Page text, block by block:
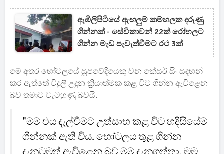
ඇඹිලිපිටියේ ඇඟලුම් කම්හලක දරුණු
ගින්නක් - සේවිකාවන් 22ක් රෝහලට
ගින්න මැඩ පැවැත්වීමට රථ 3ක්
මේ අතර හෝටලයේ සූපවේදියෙකු වන කේසර් සිං සඳහන්
කර ඇත්තේ විදුලි උදුන ක්‍රියාත්මක කළ විට ගින්න ඇවිළෙන
බව තමාට වැටහුණු බවයි.
"මම එය දැල්වීමට උත්සාහ කළ විට හදිසියේම
ගින්නක් ඇති විය. හෝටලය තුළ ගින්න